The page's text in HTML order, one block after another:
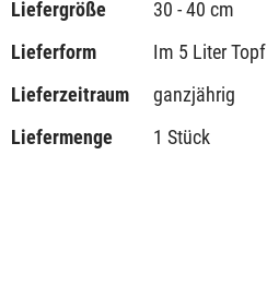
Liefergröße
30 - 40 cm
Lieferform
Im 5 Liter Topf
Lieferzeitraum
ganzjährig
Liefermenge
1 Stück